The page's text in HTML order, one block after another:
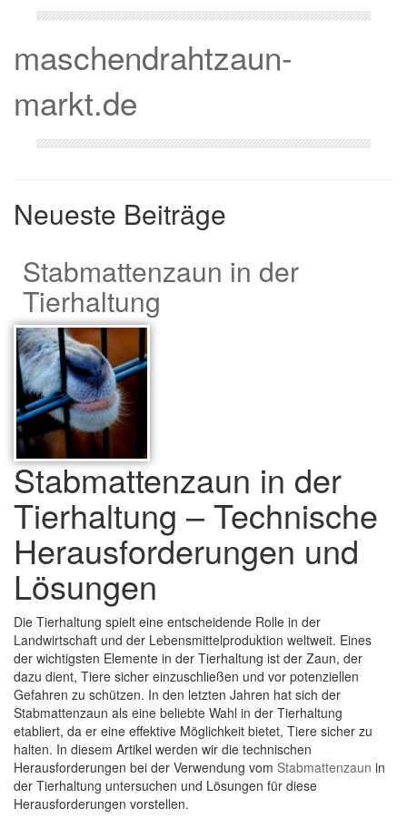
maschendrahtzaun-
markt.de
Neueste Beiträge
Stabmattenzaun in der
Tierhaltung
Stabmattenzaun in der
Tierhaltung – Technische
Herausforderungen und
Lösungen
Die Tierhaltung spielt eine entscheidende Rolle in der
Landwirtschaft und der Lebensmittelproduktion weltweit. Eines
der wichtigsten Elemente in der Tierhaltung ist der Zaun, der
dazu dient, Tiere sicher einzuschließen und vor potenziellen
Gefahren zu schützen. In den letzten Jahren hat sich der
Stabmattenzaun als eine beliebte Wahl in der Tierhaltung
etabliert, da er eine effektive Möglichkeit bietet, Tiere sicher zu
halten. In diesem Artikel werden wir die technischen
Herausforderungen bei der Verwendung vom Stabmattenzaun in
der Tierhaltung untersuchen und Lösungen für diese
Herausforderungen vorstellen.